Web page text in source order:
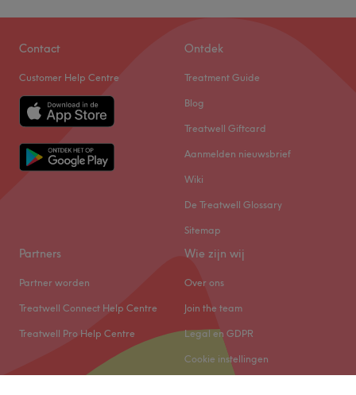
Contact
Customer Help Centre
Ontdek
Treatment Guide
Blog
Treatwell Giftcard
Aanmelden nieuwsbrief
Wiki
De Treatwell Glossary
Sitemap
Partners
Partner worden
Treatwell Connect Help Centre
Treatwell Pro Help Centre
Wie zijn wij
Over ons
Join the team
Legal en GDPR
Cookie instellingen